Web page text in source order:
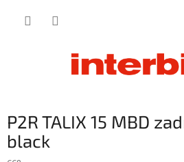
P2R TALIX 15 MBD
black